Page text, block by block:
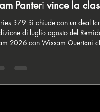
Panteri vince la
379 Si chiude con un deal
di luglio agosto del
2026 con Wissam Ouertani
piazza dietro al team
In quarta piazza finisce Vladimir
altri 20 punti e la